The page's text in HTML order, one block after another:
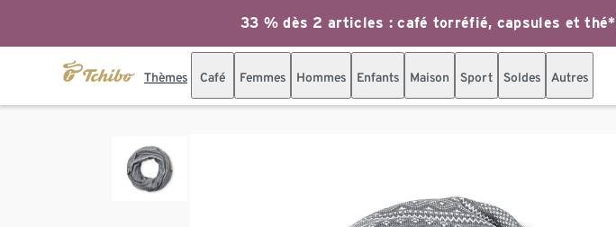
33 % dès 2 articles : café torréfié, capsules et thé*
Thèmes Café Femmes Hommes Enfants Maison Sport Soldes Autres